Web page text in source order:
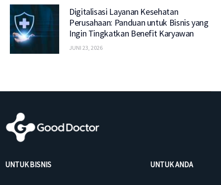
Digitalisasi Layanan Kesehatan
Perusahaan: Panduan untuk Bisnis yang
Ingin Tingkatkan Benefit Karyawan
JUNI 23, 2026
UNTUK BISNIS UNTUK ANDA